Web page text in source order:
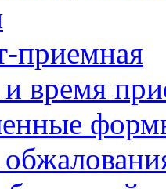
приемная
время